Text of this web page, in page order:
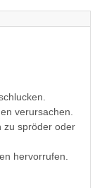
verursachen.
zu spröder oder
hervorrufen.